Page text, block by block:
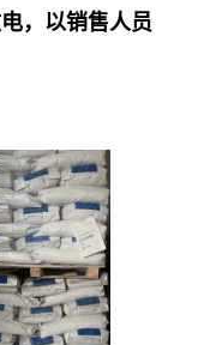
，以销售人员